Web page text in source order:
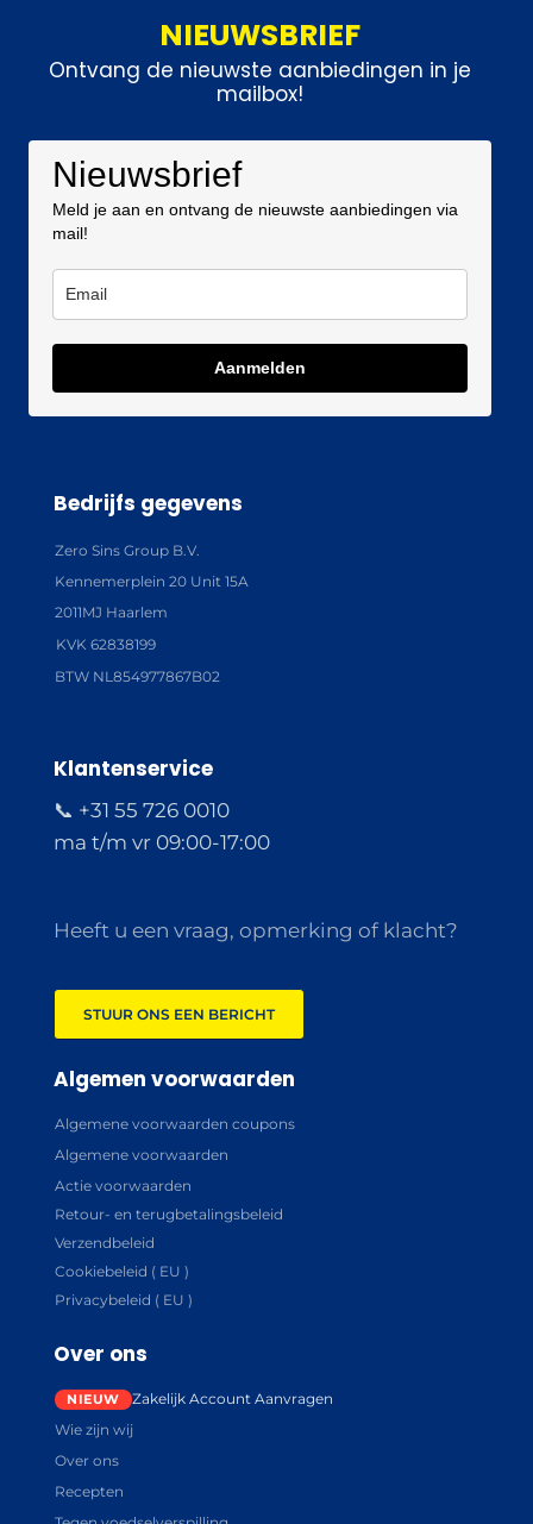
NIEUWSBRIEF
Ontvang de nieuwste aanbiedingen in je
mailbox!
Nieuwsbrief
Meld je aan en ontvang de nieuwste aanbiedingen via
mail!
Aanmelden
Bedrijfs gegevens
Zero Sins Group B.V.
Kennemerplein 20 Unit 15A
2011MJ Haarlem
KVK 62838199
BTW NL854977867B02
Klantenservice
📞 +31 55 726 0010
ma t/m vr 09:00-17:00
Heeft u een vraag, opmerking of klacht?
STUUR ONS EEN BERICHT
Algemen voorwaarden
Algemene voorwaarden coupons
Algemene voorwaarden
Actie voorwaarden
Retour- en terugbetalingsbeleid
Verzendbeleid
Cookiebeleid ( EU )
Privacybeleid ( EU )
Over ons
Zakelijk Account Aanvragen
Wie zijn wij
Over ons
Recepten